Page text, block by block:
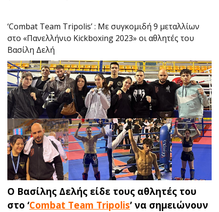
‘Combat Team Tripolis’ : Με συγκομιδή 9 μεταλλίων
στο «Πανελλήνιο Kickboxing 2023» οι αθλητές του
Βασίλη Δελή
Ο Βασίλης Δελής είδε τους αθλητές του
στο ‘Combat Team Tripolis’ να σημειώνουν